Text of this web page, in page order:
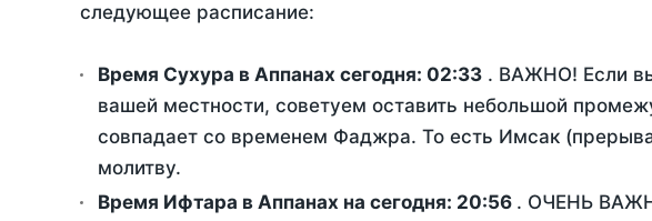
следующее расписание:
Время Сухура в Аппанах сегодня: 02:33 . ВАЖНО! Если вы
вашей местности, советуем оставить небольшой
совпадает со временем Фаджра. То есть Имсак
молитву.
Время Ифтара в Аппанах на сегодня: 20:56 . ОЧЕНЬ